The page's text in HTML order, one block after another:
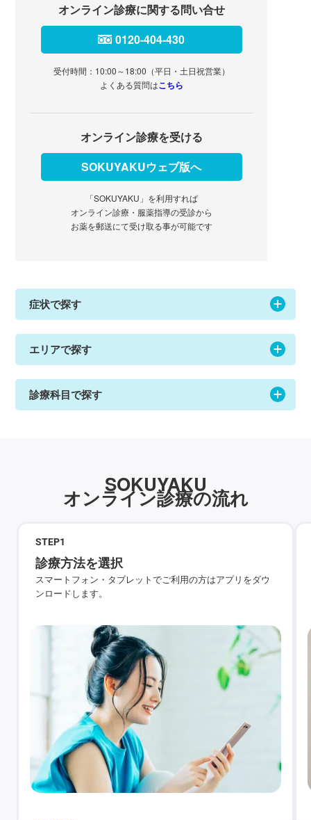
オンライン診療に関する問い合せ
0120-404-430
受付時間：10:00～18:00（平日・土日祝営業）
よくある質問はこちら
オンライン診療を受ける
SOKUYAKUウェブ版へ
「SOKUYAKU」を利用すれば
オンライン診療・服薬指導の受診から
お薬を郵送にて受け取る事が可能です
症状で探す
エリアで探す
診療科目で探す
SOKUYAKU
オンライン診療の流れ
STEP1
診療方法を選択
スマートフォン・タブレットでご利用の方はアプリをダウ
ンロードします。